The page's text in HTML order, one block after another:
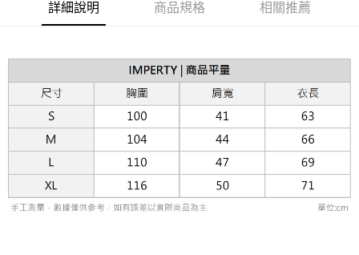
便利好安心！
１．簡單：不需註冊會員、不需綁卡、不需儲值。
【「AFTEE先享後付」結帳流程】
１．於結帳方式選擇「AFTEE先享後付」後，將跳轉至「AFTEE先享後付」
結帳頁面，進行簡訊認證並確認金額後，即可完成結帳。
２．訂單成立數日內，您將收到繳費通知簡訊。
３．收到繳費通知簡訊後14天內，點擊此簡訊中的連結，可透過四大超商／
ATM／網路銀行／等多元方式進行付款，方視為交易完成。
※ 請注意：結帳手續完成當下不需立刻繳費，但若您需要取消訂單，請聯絡
購買商品的店家。未經商家同意取消之訂單仍視為有效，需透過AFTEE先享
後付繳納相關費用。
※ 交易是否成功請以「AFTEE先享後付 」之結帳頁面顯示為準，若有關於
黑貓宅急便配送到府
每筆NT$120，滿NT$3,000(含以上)免運費
詳細說明 商品規格 相關推薦